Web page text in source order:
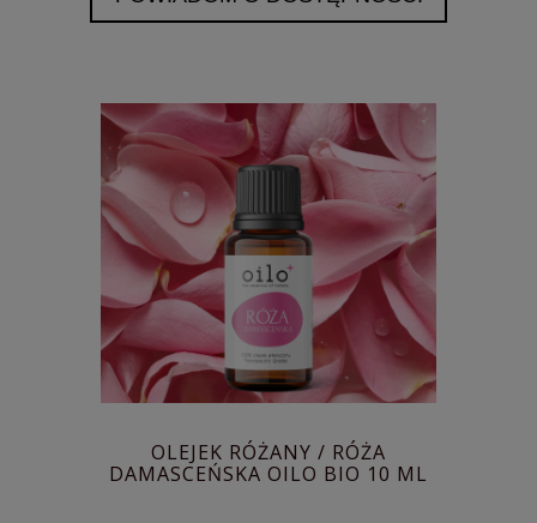
OLEJEK RÓŻANY / RÓŻA
DAMASCEŃSKA OILO BIO 10 ML